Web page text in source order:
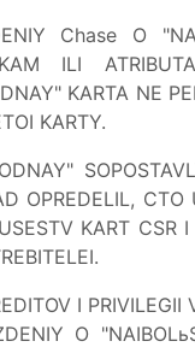
Chase O
ILI
KARTA NE
KARTY.
OPREDELIL,
KART
I
O